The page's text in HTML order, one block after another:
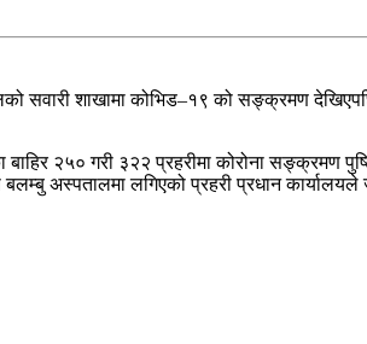
सवारी शाखामा कोभिड–१९ को सङ्क्रमण
२५० गरी ३२२ प्रहरीमा कोरोना सङ्क्रमण
अस्पतालमा लगिएको प्रहरी प्रधान